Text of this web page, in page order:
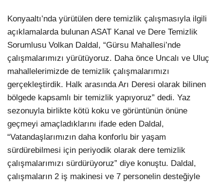
Konyaaltı’nda yürütülen dere temizlik çalışmasıyla ilgili
açıklamalarda bulunan ASAT Kanal ve Dere Temizlik
Sorumlusu Volkan Daldal, “Gürsu Mahallesi’nde
çalışmalarımızı yürütüyoruz. Daha önce Uncalı ve Uluç
mahallelerimizde de temizlik çalışmalarımızı
gerçekleştirdik. Halk arasında Arı Deresi olarak bilinen
bölgede kapsamlı bir temizlik yapıyoruz” dedi. Yaz
sezonuyla birlikte kötü koku ve görüntünün önüne
geçmeyi amaçladıklarını ifade eden Daldal,
“Vatandaşlarımızın daha konforlu bir yaşam
sürdürebilmesi için periyodik olarak dere temizlik
çalışmalarımızı sürdürüyoruz” diye konuştu. Daldal,
çalışmaların 2 iş makinesi ve 7 personelin desteğiyle